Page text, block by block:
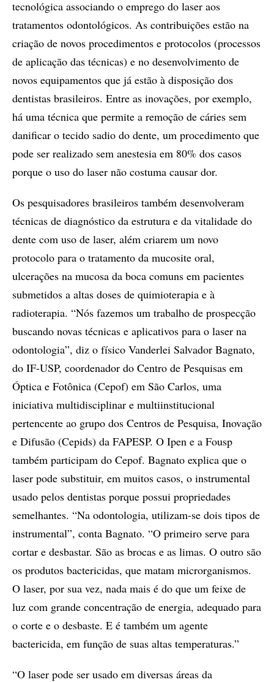
tecnológica associando o emprego do laser aos
tratamentos odontológicos. As contribuições estão na
criação de novos procedimentos e protocolos (processos
de aplicação das técnicas) e no desenvolvimento de
novos equipamentos que já estão à disposição dos
dentistas brasileiros. Entre as inovações, por exemplo,
há uma técnica que permite a remoção de cáries sem
danificar o tecido sadio do dente, um procedimento que
pode ser realizado sem anestesia em 80% dos casos
porque o uso do laser não costuma causar dor.
Os pesquisadores brasileiros também desenvolveram
técnicas de diagnóstico da estrutura e da vitalidade do
dente com uso de laser, além criarem um novo
protocolo para o tratamento da mucosite oral,
ulcerações na mucosa da boca comuns em pacientes
submetidos a altas doses de quimioterapia e à
radioterapia. “Nós fazemos um trabalho de prospecção
buscando novas técnicas e aplicativos para o laser na
odontologia”, diz o físico Vanderlei Salvador Bagnato,
do IF-USP, coordenador do Centro de Pesquisas em
Óptica e Fotônica (Cepof) em São Carlos, uma
iniciativa multidisciplinar e multiinstitucional
pertencente ao grupo dos Centros de Pesquisa, Inovação
e Difusão (Cepids) da FAPESP. O Ipen e a Fousp
também participam do Cepof. Bagnato explica que o
laser pode substituir, em muitos casos, o instrumental
usado pelos dentistas porque possui propriedades
semelhantes. “Na odontologia, utilizam-se dois tipos de
instrumental”, conta Bagnato. “O primeiro serve para
cortar e desbastar. São as brocas e as limas. O outro são
os produtos bactericidas, que matam microrganismos.
O laser, por sua vez, nada mais é do que um feixe de
luz com grande concentração de energia, adequado para
o corte e o desbaste. E é também um agente
bactericida, em função de suas altas temperaturas.”
“O laser pode ser usado em diversas áreas da